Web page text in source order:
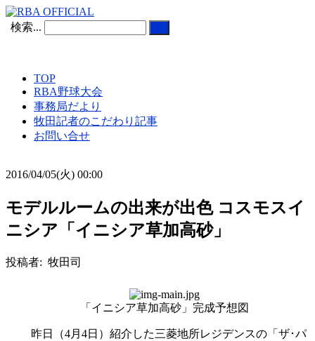
検索...
TOP
RBA野球大会
事務局だより
牧田記者のこだわり記事
お問い合せ
2016/04/05(火) 00:00
モデルルームの出来が出色 コスモスイ
ニシア「イニシア草加高砂」
投稿者: 牧田司
「イニシア草加高砂」完成予想図
昨日（4月4日）紹介した三菱地所レジデンスの「ザ･パ